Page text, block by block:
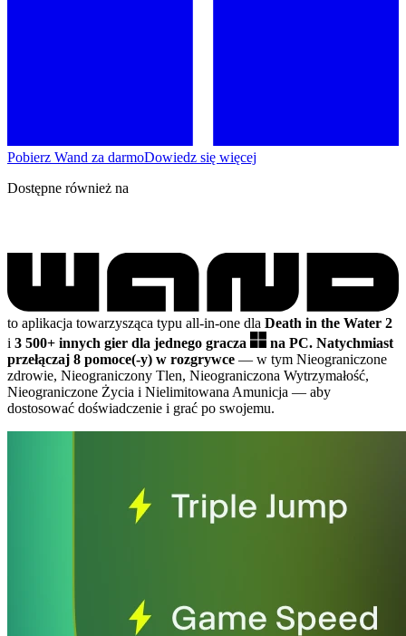
Pobierz Wand za darmoDowiedz się więcej
Dostępne również na
to aplikacja towarzysząca typu all-in-one dla Death in the Water 2
i 3 500+ innych gier dla jednego gracza na PC. Natychmiast
przełączaj 8 pomoce(-y) w rozgrywce — w tym Nieograniczone
zdrowie, Nieograniczony Tlen, Nieograniczona Wytrzymałość,
Nieograniczone Życia i Nielimitowana Amunicja — aby
dostosować doświadczenie i grać po swojemu.